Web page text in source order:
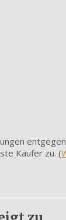
Käufer zu. (